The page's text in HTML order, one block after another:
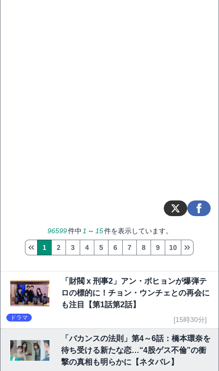
96599件中 1 ～ 15件を表示しています。
1 2 3 4 5 6 7 8 9 10
「財閥 x 刑事2」アン・ボヒョンが爆弾テ
ロの標的に！チョン・ウンチェとの再会に
も注目【第1話第2話】
ドラマ [15時30分]
「バカンスの法則」第4～6話：橋本環奈を
待ち受ける新たな恋…“4股ゲス不倫”の衝
撃の真相も明らかに【ネタバレ】